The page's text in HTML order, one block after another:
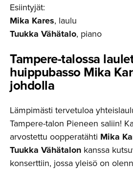
Esiintyjät:
Mika Kares, laulu
Tuukka Vähätalo, piano
Tampere-ta­lossa
huippubasso Mika
johdolla
Lämpimästi tervetuloa
Tampere-talon Pieneen saliin!
arvostettu oopperatähti Mika
Tuukka Vähätalon kanssa
konserttiin, jossa yleisö on